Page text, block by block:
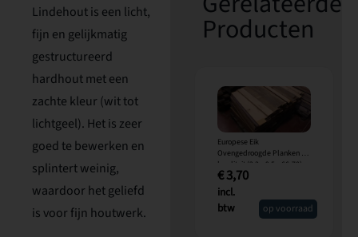
Lindehout is een licht,
fijn en gelijkmatig
gestructureerd
hardhout met een
zachte kleur (wit tot
lichtgeel). Het is zeer
goed te bewerken en
splintert weinig,
waardoor het geliefd
is voor fijn houtwerk.
Producten
Europese Eik
Ovengedroogde Planken A-
kwaliteit (2,3 x 9,5 x 66-70)
cm
€3,70
incl.
btw
op voorraad